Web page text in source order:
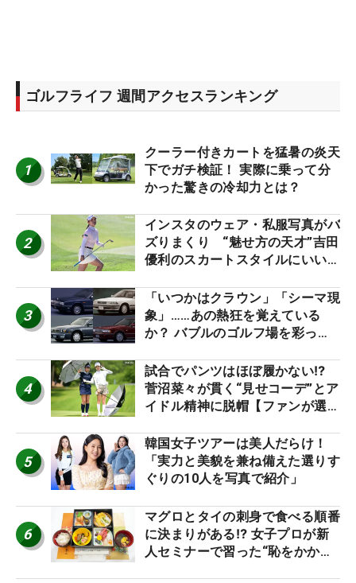
ゴルフライフ 週間アクセスランキング
1
クーラー付きカートを猛暑の炎天
下でガチ検証！ 実際に乗って分
かった驚きの冷却力とは？
2
インスタのウェア・私服写真がバ
ズりまくり “魅せ方の天才”吉田
優利のスカートスタイルにいい
3
「いつかはクラウン」「シーマ現
象」……あの熱狂を覚えている
か？ バブルのゴルフ場を彩った
4
試合でパンツはほぼ履かない⁉
菅沼菜々が貫く“見せコーデ”とア
イドル精神に脱帽【ファンが選ぶ
5
韓国女子ツアーは美人だらけ！
「実力と美貌を兼ね備えた選りす
ぐりの10人を写真で紹介」
6
マグロとタイの刺身で食べる順番
に決まりがある⁉ 女子プロが新
人セミナーで習った“恥をかかな